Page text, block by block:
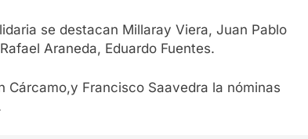
se destacan Millaray Viera, Juan Pablo
Araneda, Eduardo Fuentes.
Francisco Saavedra la nóminas